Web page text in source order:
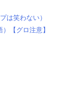
は笑わない）
【グロ注意】